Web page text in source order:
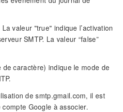
valeur "true" indique l’activation
SMTP. La valeur “false”
de caractère) indique le mode de
de smtp.gmail.com, il est
Google à associer.